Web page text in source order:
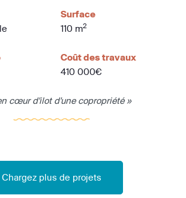
Surface
110 m2
Coût des travaux
410 000€
cœur d'ilot d'une copropriété »
Chargez plus de projets